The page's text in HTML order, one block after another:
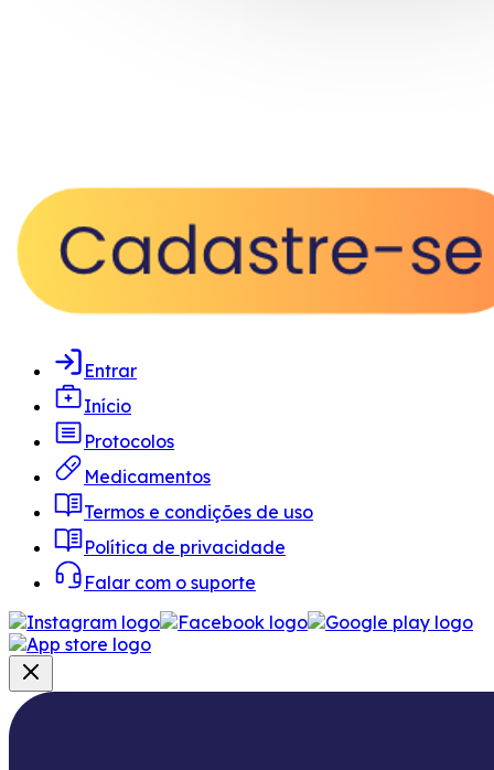
Entrar
Início
Protocolos
Medicamentos
Termos e condições de uso
Política de privacidade
Falar com o suporte